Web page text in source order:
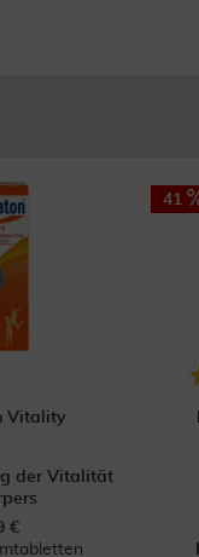
Vitality
der Vitalität
€
41